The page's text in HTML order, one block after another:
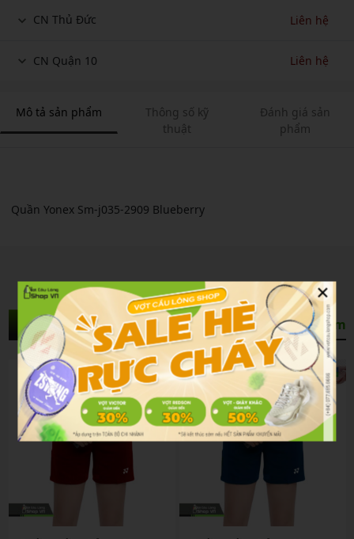
CN Thủ Đức Liên hệ
CN Quận 10 Liên hệ
Mô tả sản phẩm
Thông số kỹ
thuật
Đánh giá sản
phẩm
Quần Yonex Sm-j035-2909 Blueberry
Sản Phẩm Liên Quan Xem thêm
×